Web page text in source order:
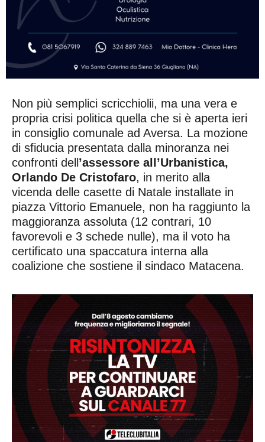
Non più semplici scricchiolii, ma una vera e
propria crisi politica quella che si è aperta ieri
in consiglio comunale ad Aversa. La mozione
di sfiducia presentata dalla minoranza nei
confronti dell ’assessore all’Urbanistica,
Orlando De Cristofaro, in merito alla
vicenda delle casette di Natale installate in
piazza Vittorio Emanuele, non ha raggiunto la
maggioranza assoluta (12 contrari, 10
favorevoli e 3 schede nulle), ma il voto ha
certificato una spaccatura interna alla
coalizione che sostiene il sindaco Matacena.